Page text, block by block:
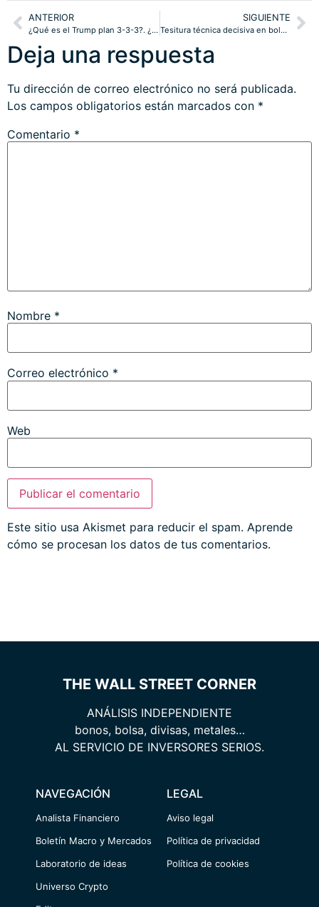
ANTERIOR
¿Qué es el Trump plan 3-3-3?. ¿Bolsas a máximos?
SIGUIENTE
Tesitura técnica decisiva en bolsas. ¿Asalto a máximos históricos?
Deja una respuesta
Tu dirección de correo electrónico no será publicada.
Los campos obligatorios están marcados con *
Comentario *
Nombre *
Correo electrónico *
Web
Este sitio usa Akismet para reducir el spam. Aprende
cómo se procesan los datos de tus comentarios.
THE WALL STREET CORNER
ANÁLISIS INDEPENDIENTE
bonos, bolsa, divisas, metales…
AL SERVICIO DE INVERSORES SERIOS.
NAVEGACIÓN
Analista Financiero
Boletín Macro y Mercados
Laboratorio de ideas
Universo Crypto
LEGAL
Aviso legal
Política de privacidad
Política de cookies